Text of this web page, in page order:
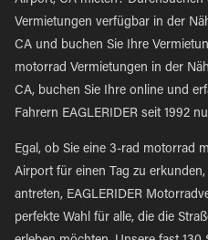
Vermietungen verfügbar in der
CA und buchen Sie Ihre
motorrad Vermietungen in der
CA, buchen Sie Ihre online und
Fahrern EAGLERIDER seit 1992
Egal, ob Sie eine 3-rad motorrad
Airport für einen Tag zu
antreten, EAGLERIDER
perfekte Wahl für alle, die die